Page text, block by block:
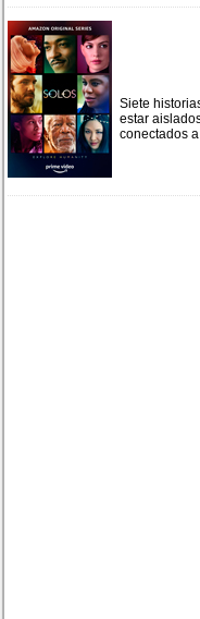
Siete
estar
conectados